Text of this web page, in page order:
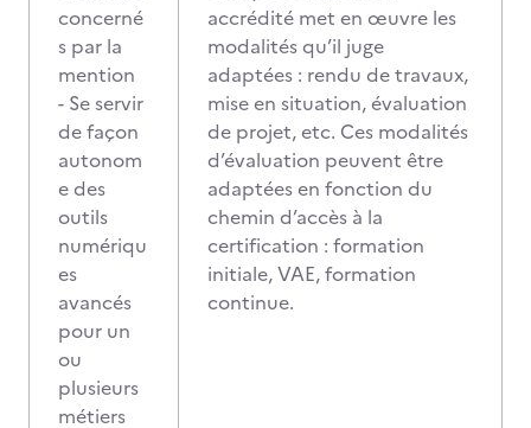
concerné
s par la
mention
- Se servir
de façon
autonom
e des
outils
numériqu
es
avancés
pour un
ou
plusieurs
métiers
accrédité met en œuvre les
modalités qu’il juge
adaptées : rendu de travaux,
mise en situation, évaluation
de projet, etc. Ces modalités
d’évaluation peuvent être
adaptées en fonction du
chemin d’accès à la
certification : formation
initiale, VAE, formation
continue.